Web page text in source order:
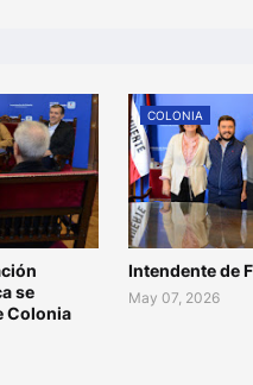
se
Colonia
COLONIA
Intendente de
May 07, 2026